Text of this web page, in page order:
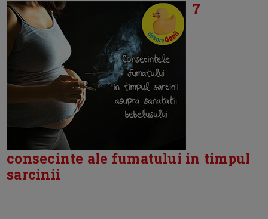
7
consecinte ale fumatului in timpul
sarcinii